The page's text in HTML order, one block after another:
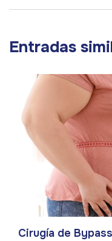
Entradas
Cirugía de